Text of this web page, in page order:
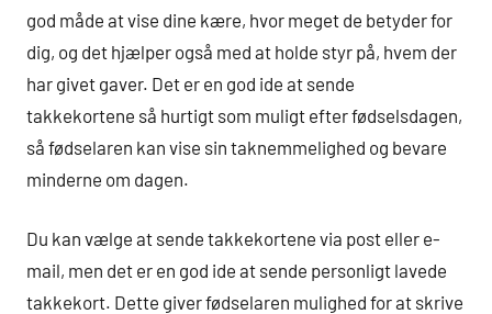
god måde at vise dine kære, hvor meget de betyder for
dig, og det hjælper også med at holde styr på, hvem der
har givet gaver. Det er en god ide at sende
takkekortene så hurtigt som muligt efter fødselsdagen,
så fødselaren kan vise sin taknemmelighed og bevare
minderne om dagen.
Du kan vælge at sende takkekortene via post eller e-
mail, men det er en god ide at sende personligt lavede
takkekort. Dette giver fødselaren mulighed for at skrive